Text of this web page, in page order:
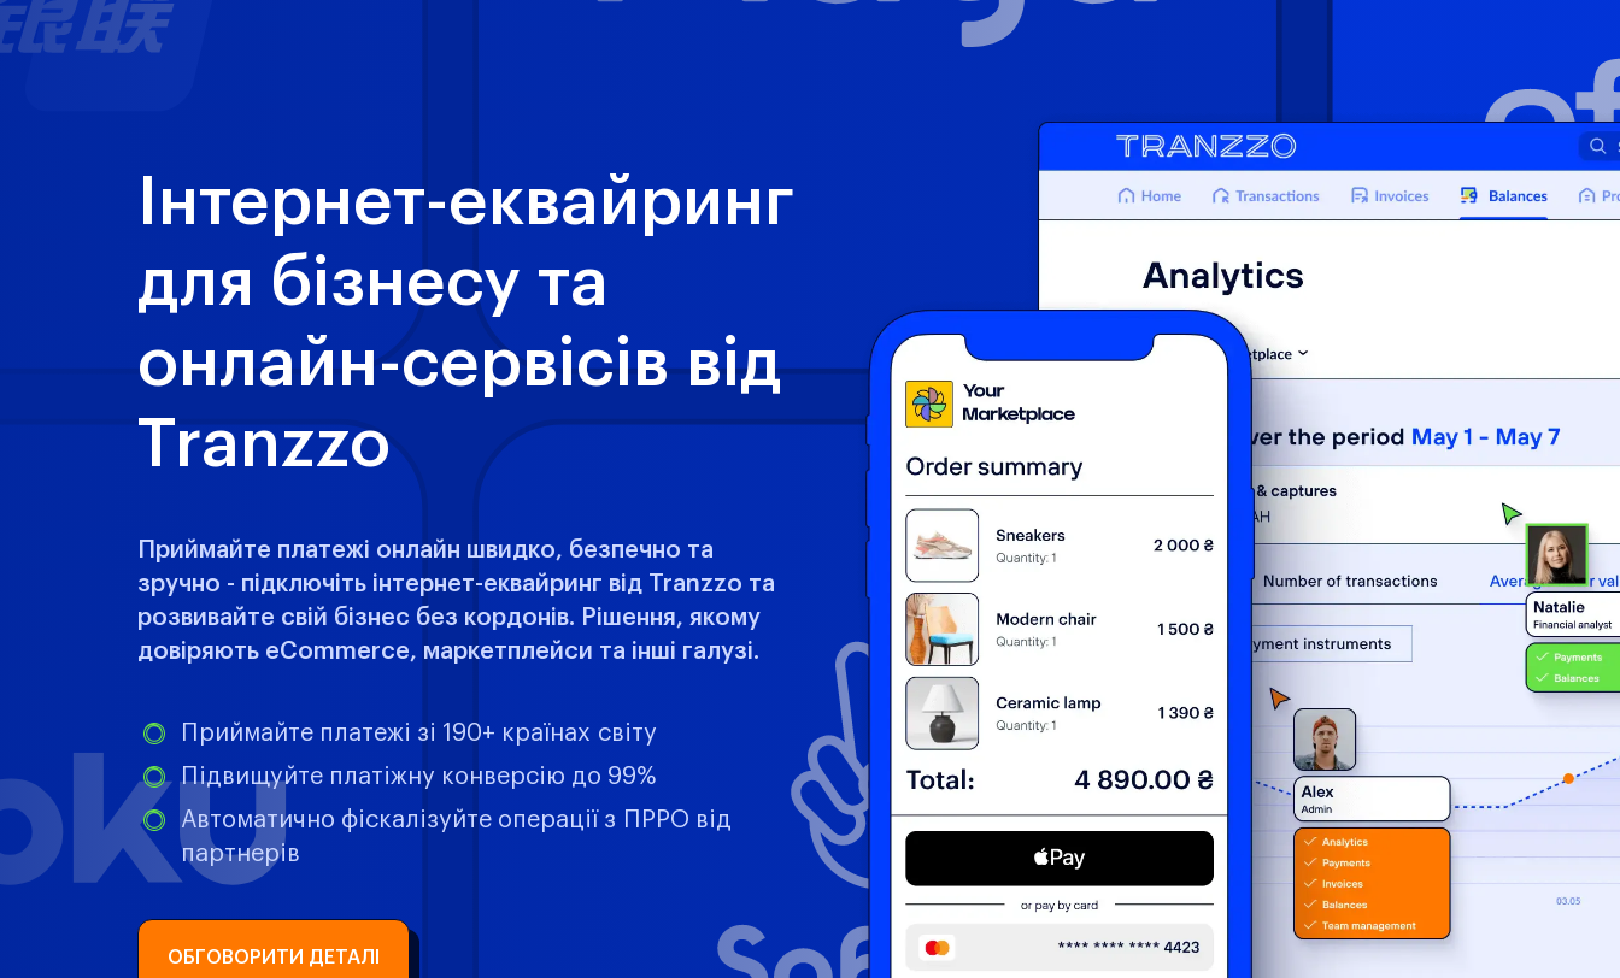
Інтернет-еквайринг
для бізнесу та
онлайн-сервісів від
Tranzzo
Приймайте платежі онлайн швидко, безпечно та
зручно - підключіть інтернет-еквайринг від Tranzzo та
розвивайте свій бізнес без кордонів. Рішення, якому
довіряють eCommerce, маркетплейси та інші галузі.
Приймайте платежі зі 190+ країнах світу
Підвищуйте платіжну конверсію до 99%
Автоматично фіскалізуйте операції з ПРРО від
партнерів
ОБГОВОРИТИ ДЕТАЛІ